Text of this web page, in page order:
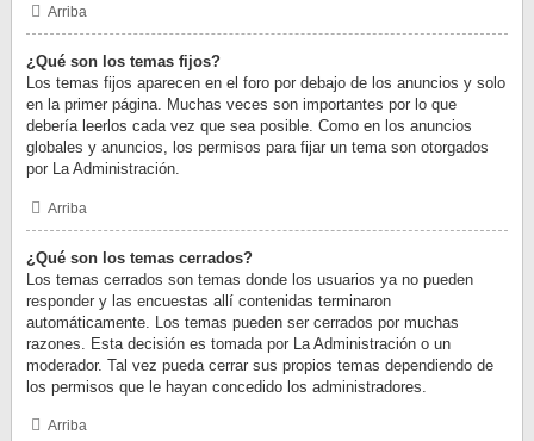
Arriba
¿Qué son los temas fijos?
Los temas fijos aparecen en el foro por debajo de los anuncios y solo
en la primer página. Muchas veces son importantes por lo que
debería leerlos cada vez que sea posible. Como en los anuncios
globales y anuncios, los permisos para fijar un tema son otorgados
por La Administración.
Arriba
¿Qué son los temas cerrados?
Los temas cerrados son temas donde los usuarios ya no pueden
responder y las encuestas allí contenidas terminaron
automáticamente. Los temas pueden ser cerrados por muchas
razones. Esta decisión es tomada por La Administración o un
moderador. Tal vez pueda cerrar sus propios temas dependiendo de
los permisos que le hayan concedido los administradores.
Arriba